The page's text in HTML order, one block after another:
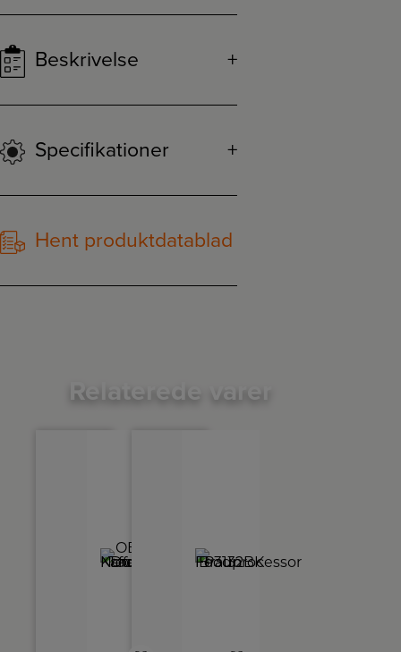
Beskrivelse
Specifikationer
Hent produktdatablad
Relaterede varer